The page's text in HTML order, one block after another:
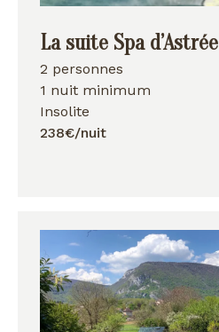
La suite Spa d’Astrée
2 personnes
1 nuit minimum
Insolite
238€/nuit